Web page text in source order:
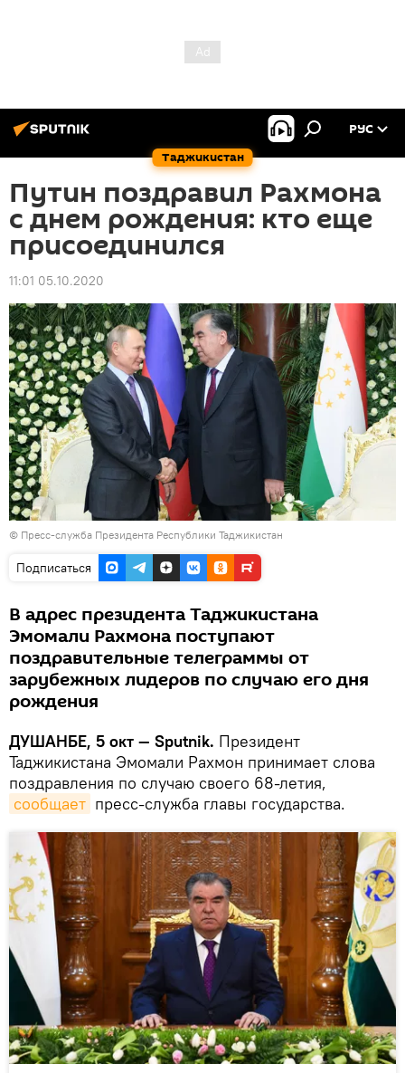
Таджикистан
РУС
Путин поздравил Рахмона
с днем рождения: кто еще
присоединился
11:01 05.10.2020
© Пресс-служба Президента Республики Таджикистан
Подписаться
В адрес президента Таджикистана
Эмомали Рахмона поступают
поздравительные телеграммы от
зарубежных лидеров по случаю его дня
рождения
ДУШАНБЕ, 5 окт — Sputnik. Президент
Таджикистана Эмомали Рахмон принимает слова
поздравления по случаю своего 68-летия,
сообщает пресс-служба главы государства.